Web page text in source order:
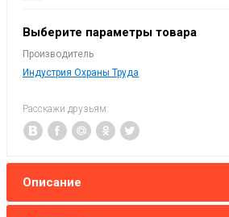
Выберите параметры товара
Производитель
Индустрия Охраны Труда
Расскажи друзьям:
Описание